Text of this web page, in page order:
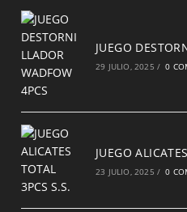
JUEGO
29 JULIO, 2025 / 0
JUEGO
23 JULIO, 2025 / 0